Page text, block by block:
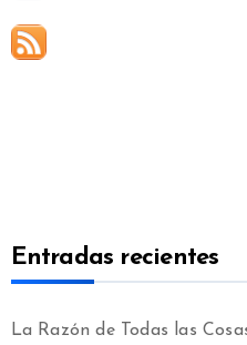
Entradas recientes
La Razón de Todas las